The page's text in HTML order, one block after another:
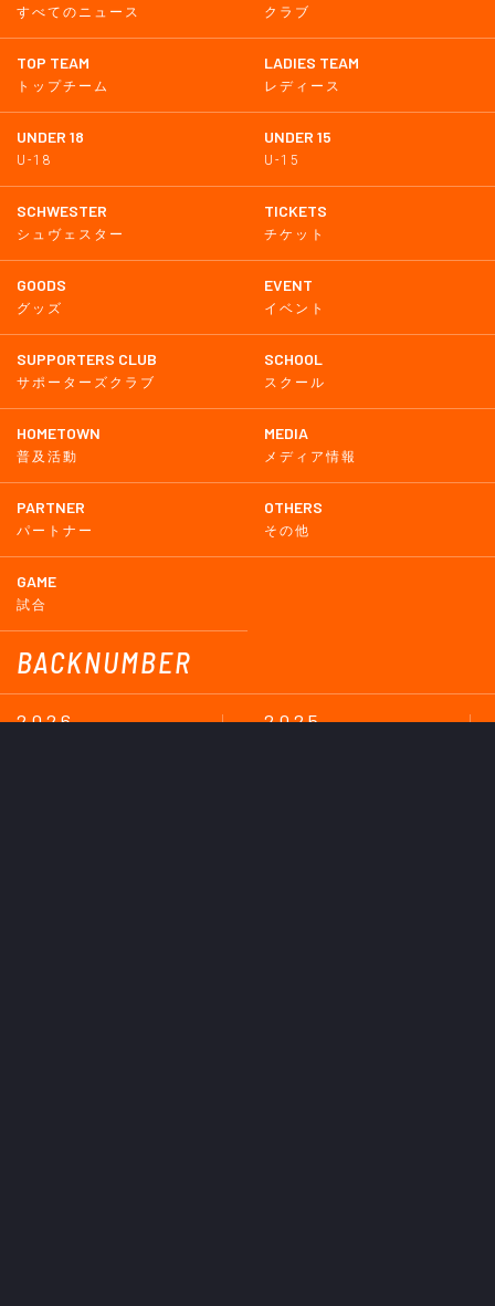
すべてのニュース クラブ
TOP TEAM
トップチーム
LADIES TEAM
レディース
UNDER 18
U-18
UNDER 15
U-15
SCHWESTER
シュヴェスター
TICKETS
チケット
GOODS
グッズ
EVENT
イベント
SUPPORTERS CLUB
サポーターズクラブ
SCHOOL
スクール
HOMETOWN
普及活動
MEDIA
メディア情報
PARTNER
パートナー
OTHERS
その他
GAME
試合
BACKNUMBER
2026
2025